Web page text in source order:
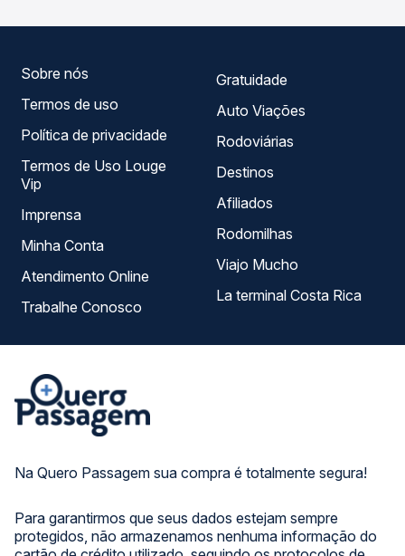
Na Quero Passagem sua compra é totalmente segura!
Para garantirmos que seus dados estejam sempre
protegidos, não armazenamos nenhuma informação do
Sobre nós
Termos de uso
Política de privacidade
Termos de Uso Louge
Vip
Imprensa
Minha Conta
Atendimento Online
Trabalhe Conosco
Gratuidade
Auto Viações
Rodoviárias
Destinos
Afiliados
Rodomilhas
Viajo Mucho
La terminal Costa Rica